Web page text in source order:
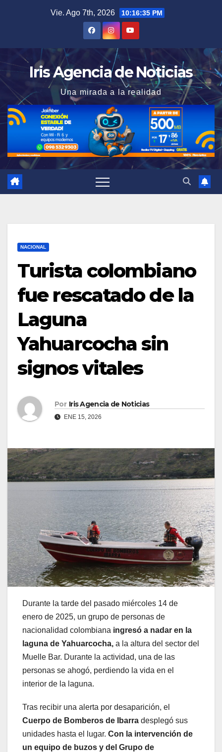
Vie. Ago 7th, 2026 10:16:36 PM
Iris Agencia de Noticias
Una mirada a la realidad
NACIONAL
Turista colombiano
fue rescatado de la
Laguna
Yahuarcocha sin
signos vitales
Por Iris Agencia de Noticias
ENE 15, 2026
Durante la tarde del pasado miércoles 14 de
enero de 2025, un grupo de personas de
nacionalidad colombiana ingresó a nadar en la
laguna de Yahuarcocha, a la altura del sector del
Muelle Bar. Durante la actividad, una de las
personas se ahogó, perdiendo la vida en el
interior de la laguna.
Tras recibir una alerta por desaparición, el
Cuerpo de Bomberos de Ibarra desplegó sus
unidades hasta el lugar. Con la intervención de
un equipo de buzos y del Grupo de